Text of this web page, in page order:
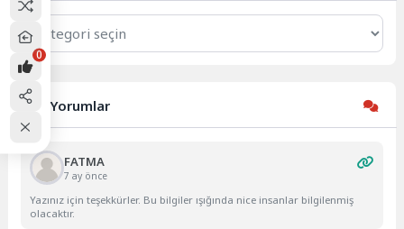
Son Yorumlar
FATMA
7 ay önce
Yazınız için teşekkürler. Bu bilgiler ışığında nice insanlar bilgilenmiş
olacaktır.
0